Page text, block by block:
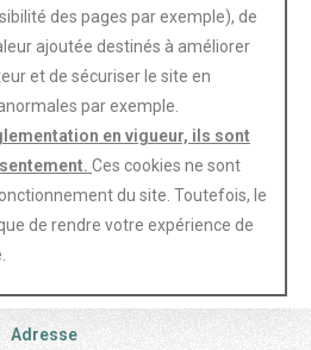
des pages par exemple), de
ajoutée destinés à améliorer
et de sécuriser le site en
par exemple.
en vigueur, ils sont
Ces cookies ne sont
du site. Toutefois, le
de rendre votre expérience de
Adresse